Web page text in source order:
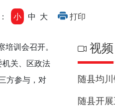
小 中 大 打印
训会召开。
关、区政法
方参与，对
视频
随县开